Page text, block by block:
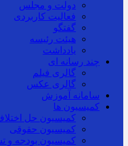
دولت و مجلس
فعالیت کاربردی
گفتگو
هیئت رئیسه
یادداشت
چند رسانه ای
گالری فیلم
گالری عکس
سامانه آموزش
کمیسیون ها
کمیسیون حل
کمیسیون حقوقی
کمیسیون بودجه و